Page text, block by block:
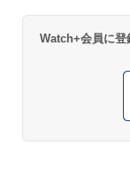
Watch+会員に登